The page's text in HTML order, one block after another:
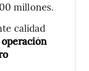
millones.
calidad